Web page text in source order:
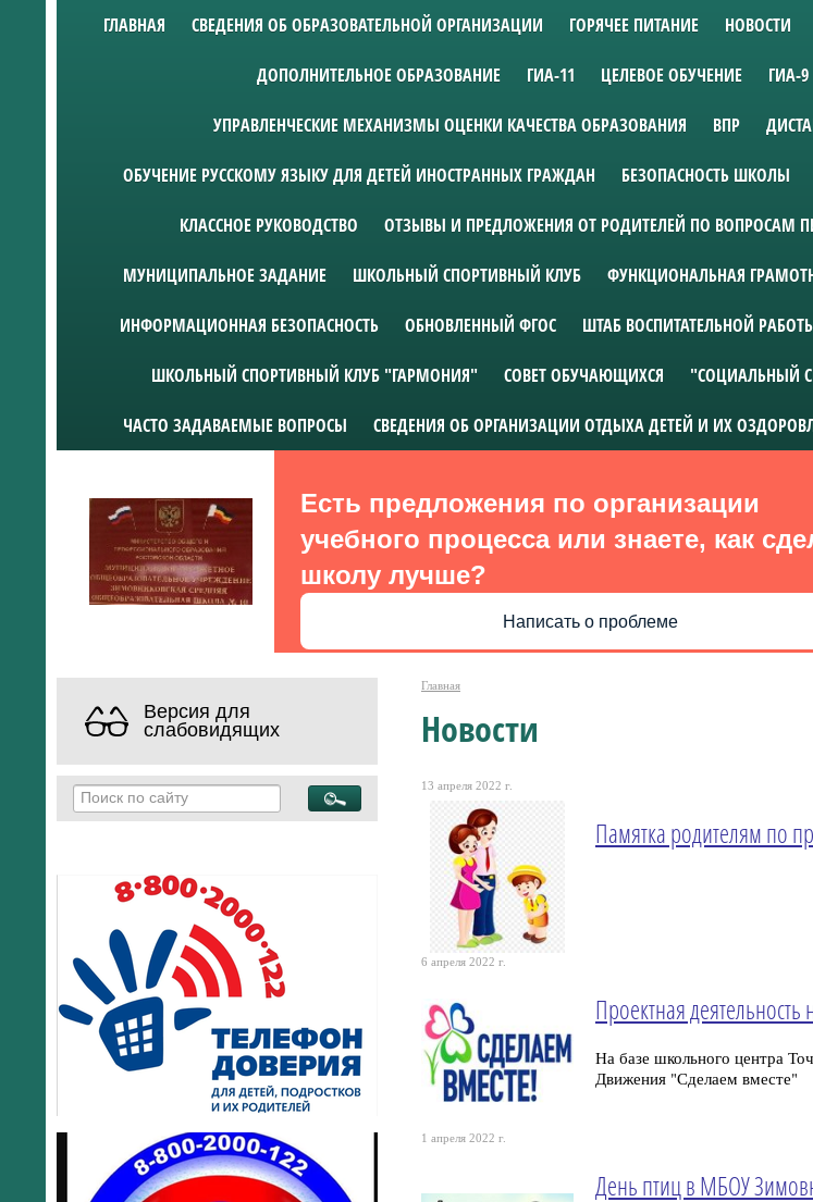
ГЛАВНАЯ СВЕДЕНИЯ ОБ ОБРАЗОВАТЕЛЬНОЙ ОРГАНИЗАЦИИ ГОРЯЧЕЕ ПИТАНИЕ НОВОСТИ
ДОПОЛНИТЕЛЬНОЕ ОБРАЗОВАНИЕ ГИА-11 ЦЕЛЕВОЕ ОБУЧЕНИЕ ГИА-9
УПРАВЛЕНЧЕСКИЕ МЕХАНИЗМЫ ОЦЕНКИ КАЧЕСТВА ОБРАЗОВАНИЯ ВПР
ОБУЧЕНИЕ РУССКОМУ ЯЗЫКУ ДЛЯ ДЕТЕЙ ИНОСТРАННЫХ ГРАЖДАН БЕЗОПАСНОСТЬ ШКОЛЫ
КЛАССНОЕ РУКОВОДСТВО ОТЗЫВЫ И ПРЕДЛОЖЕНИЯ ОТ РОДИТЕЛЕЙ ПО ВОПРОСАМ
МУНИЦИПАЛЬНОЕ ЗАДАНИЕ ШКОЛЬНЫЙ СПОРТИВНЫЙ КЛУБ ФУНКЦИОНАЛЬНАЯ
ИНФОРМАЦИОННАЯ БЕЗОПАСНОСТЬ ОБНОВЛЕННЫЙ ФГОС ШТАБ ВОСПИТАТЕЛЬНОЙ
ШКОЛЬНЫЙ СПОРТИВНЫЙ КЛУБ "ГАРМОНИЯ" СОВЕТ ОБУЧАЮЩИХСЯ "СОЦИАЛЬНЫЙ
ЧАСТО ЗАДАВАЕМЫЕ ВОПРОСЫ СВЕДЕНИЯ ОБ ОРГАНИЗАЦИИ ОТДЫХА ДЕТЕЙ И ИХ
Есть предложения по организации
учебного процесса или знаете, как
школу лучше?
Написать о проблеме
Версия для
слабовидящих
Главная
Новости
13 апреля 2022 г.
Памятка родителям по
6 апреля 2022 г.
Проектная
На базе школьного центра
Движения "Сделаем вместе"
1 апреля 2022 г.
День птиц в МБОУ